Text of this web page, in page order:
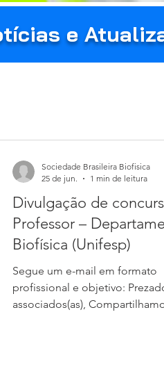
e
Divulgação de
Professor –
Biofísica (Unifesp)
Segue um e-mail em formato
profissional e objetivo:
associados(as),
Sociedade Brasileira Biofisica
25 de jun.
1 min de leitura